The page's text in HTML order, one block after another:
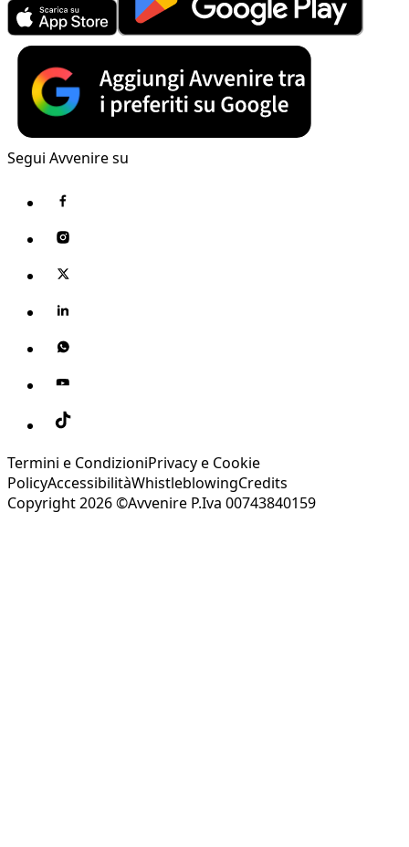
Segui Avvenire su
Termini e CondizioniPrivacy e Cookie
PolicyAccessibilitàWhistleblowingCredits
Copyright 2026 ©Avvenire P.Iva 00743840159